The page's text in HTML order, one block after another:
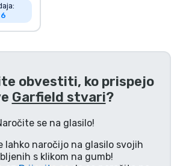
obvestiti, ko prispejo
Garfield stvari?
se na glasilo!
lahko naročijo na glasilo svojih
s klikom na gumb!